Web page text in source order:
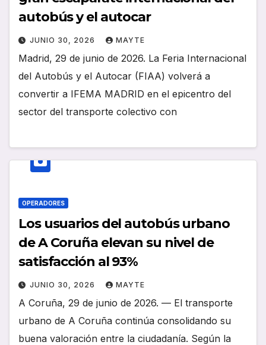
autobús y el autocar
JUNIO 30, 2026 MAYTE
Madrid, 29 de junio de 2026. La Feria Internacional
del Autobús y el Autocar (FIAA) volverá a
convertir a IFEMA MADRID en el epicentro del
sector del transporte colectivo con
OPERADORES
Los usuarios del autobús urbano
de A Coruña elevan su nivel de
satisfacción al 93%
JUNIO 30, 2026 MAYTE
A Coruña, 29 de junio de 2026. — El transporte
urbano de A Coruña continúa consolidando su
buena valoración entre la ciudadanía. Según la